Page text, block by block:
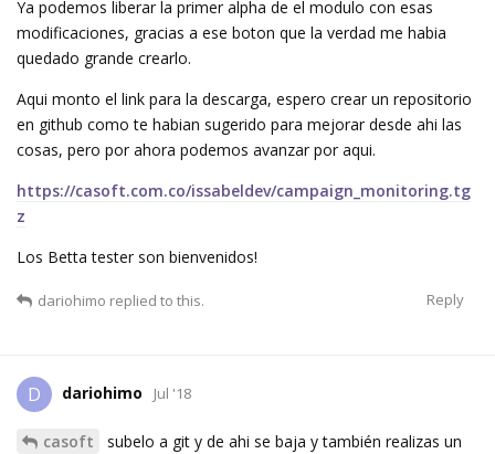
Ya podemos liberar la primer alpha de el modulo con esas
modificaciones, gracias a ese boton que la verdad me habia
quedado grande crearlo.
Aqui monto el link para la descarga, espero crear un repositorio
en github como te habian sugerido para mejorar desde ahi las
cosas, pero por ahora podemos avanzar por aqui.
https://casoft.com.co/issabeldev/campaign_monitoring.tg
z
Los Betta tester son bienvenidos!
Reply
dariohimo replied to this.
D dariohimo Jul '18
casoft
subelo a git y de ahi se baja y también realizas un